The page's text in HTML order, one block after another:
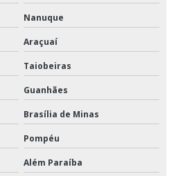
Nanuque
Araçuaí
Taiobeiras
Guanhães
Brasília de Minas
Pompéu
Além Paraíba